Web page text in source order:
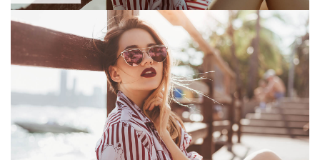
Please select
Free Matte Preset #4
Matte Dream
(70 Lr Presets)
Matte Complete
(130 Lr Presets)